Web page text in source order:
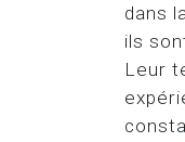
dans
ils
Leur